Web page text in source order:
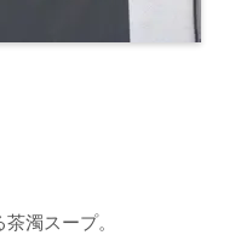
濁スープ。